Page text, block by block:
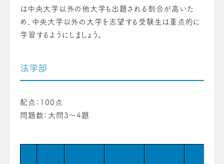
は中央大学以外の他大学も出題される割合が高いた
め、中央大学以外の大学を志望する受験生は重点的に
学習するようにしましょう。
法学部
配点：100点
問題数：大問3〜4題